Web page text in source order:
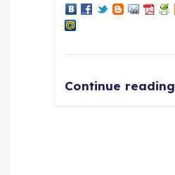
Continue reading